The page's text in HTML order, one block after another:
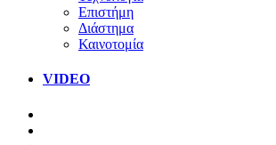
Επιστήμη
Διάστημα
Καινοτομία
VIDEO